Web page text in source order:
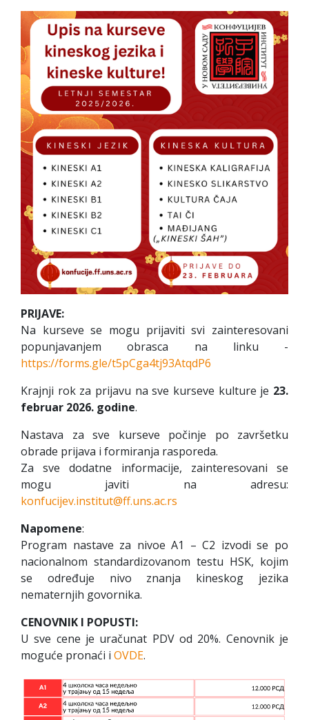
PRIJAVE:
Na kurseve se mogu prijaviti svi zainteresovani
popunjavanjem obrasca na linku -
https://forms.gle/t5pCga4tj93AtqdP6
Krajnji rok za prijavu na sve kurseve kulture je 23.
februar 2026. godine.
Nastava za sve kurseve počinje po završetku
obrade prijava i formiranja rasporeda.
Za sve dodatne informacije, zainteresovani se
mogu javiti na adresu:
konfucijev.institut@ff.uns.ac.rs
Napomene:
Program nastave za nivoe A1 – C2 izvodi se po
nacionalnom standardizovanom testu HSK, kojim
se određuje nivo znanja kineskog jezika
nematernjih govornika.
CENOVNIK I POPUSTI:
U sve cene je uračunat PDV od 20%. Cenovnik je
moguće pronaći i OVDE.